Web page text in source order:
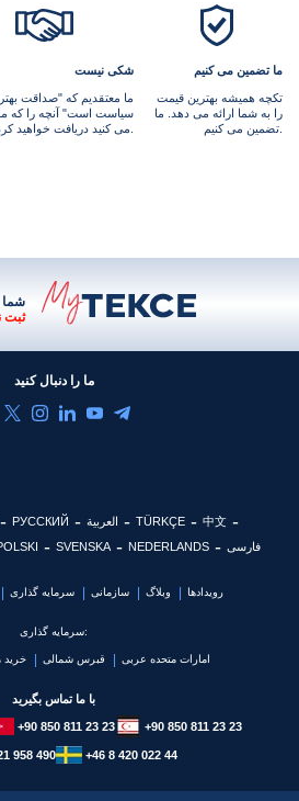
شکی نیست
ما معتقدیم که "صداقت
سیاست است" آنچه را که
ما تضمین می کنیم
تکچه همیشه بهترین قیمت
را به شما ارائه می دهد. ما
شما
ثبت
ما را دنبال کنید
РУССКИЙ العربية TÜRKÇE
中文
SVENSKA NEDERLANDS فارسی
سرمایه گذاری سازمانی وبلاگ رویدادها
سرمایه گذاری:
خرید قبرس شمالی امارات متحده عربی
با ما تماس بگیرید
+90 850 811 23 23 +90 850 811 23 23
958 490 +46 8 420 022 44